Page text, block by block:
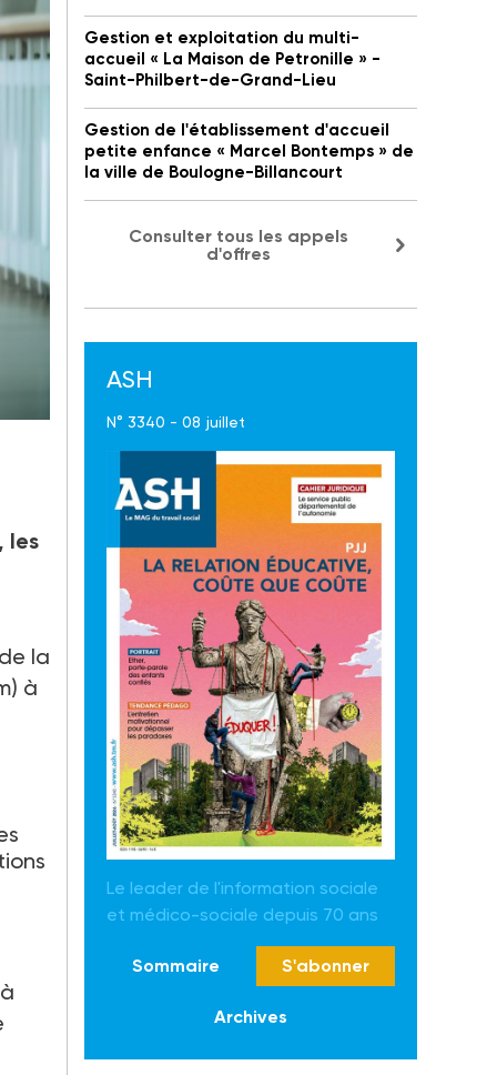
les
la
à
Gestion et exploitation du multi-
accueil « La Maison de Petronille » -
Saint-Philbert-de-Grand-Lieu
Gestion de l'établissement d'accueil
petite enfance « Marcel Bontemps » de
la ville de Boulogne-Billancourt
Consulter tous les appels
d'offres
ASH
N° 3340 - 08 juillet
Le leader de l'information sociale
et médico-sociale depuis 70 ans
Sommaire S'abonner
Archives